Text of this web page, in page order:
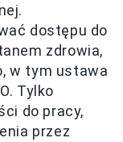
dostępu do
zdrowia,
w tym ustawa
Tylko
do pracy,
przez